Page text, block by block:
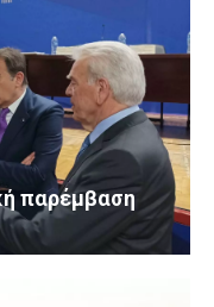
παρέμβαση